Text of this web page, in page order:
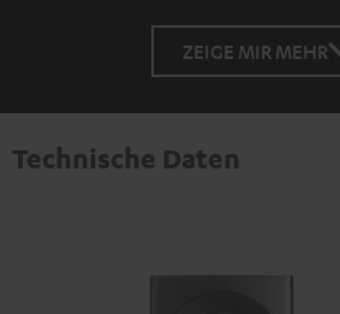
ZEIGE MIR MEHR
Technische Daten